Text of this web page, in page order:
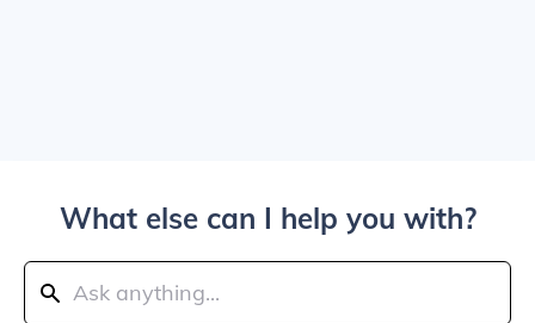
What else can I help you with?